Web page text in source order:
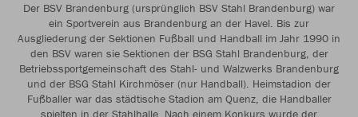
Der BSV Brandenburg (ursprünglich BSV Stahl Brandenburg) war
ein Sportverein aus Brandenburg an der Havel. Bis zur
Ausgliederung der Sektionen Fußball und Handball im Jahr 1990 in
den BSV waren sie Sektionen der BSG Stahl Brandenburg, der
Betriebssportgemeinschaft des Stahl- und Walzwerks Brandenburg
und der BSG Stahl Kirchmöser (nur Handball). Heimstadion der
Fußballer war das städtische Stadion am Quenz, die Handballer
spielten in der Stahlhalle. Nach einem Konkurs wurde der